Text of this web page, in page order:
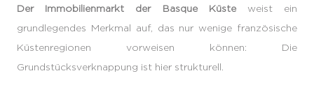
Der Immobilienmarkt der Basque Küsteweist ein
grundlegendes Merkmal auf, das nur wenige französische
Küstenregionen vorweisen können: Die
Grundstücksverknappung ist hier strukturell.